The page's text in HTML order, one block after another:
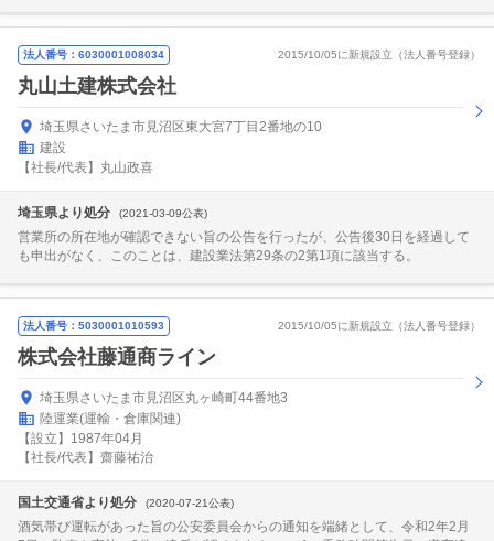
法人番号：6030001008034 2015/10/05に新規設立（法人番号登録）
丸山土建株式会社
埼玉県さいたま市見沼区東大宮7丁目2番地の10
建設
【社長/代表】丸山政喜
埼玉県より処分 (2021-03-09公表)
営業所の所在地が確認できない旨の公告を行ったが、公告後30日を経過して
も申出がなく、このことは、建設業法第29条の2第1項に該当する。
法人番号：5030001010593 2015/10/05に新規設立（法人番号登録）
株式会社藤通商ライン
埼玉県さいたま市見沼区丸ヶ崎町44番地3
陸運業(運輸・倉庫関連)
【設立】1987年04月
【社長/代表】齋藤祐治
国土交通省より処分 (2020-07-21公表)
酒気帯び運転があった旨の公安委員会からの通知を端緒として、令和2年2月